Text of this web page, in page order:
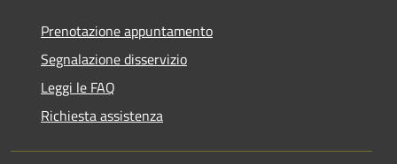
Prenotazione appuntamento
Segnalazione disservizio
Leggi le FAQ
Richiesta assistenza